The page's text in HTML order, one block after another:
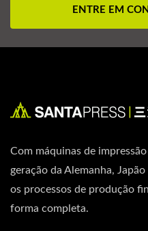
ENTRE EM
Com máquinas de
geração da Alemanha,
os processos de produção
forma completa.